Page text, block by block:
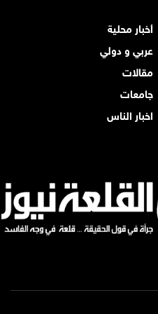
أخبار محلية
عربي و دولي
مقالات
جامعات
اخبار الناس